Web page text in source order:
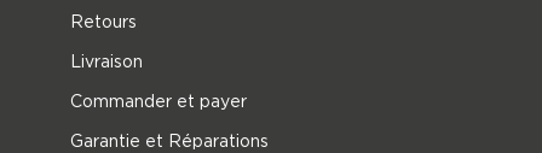
Retours
Livraison
Commander et payer
Garantie et Réparations